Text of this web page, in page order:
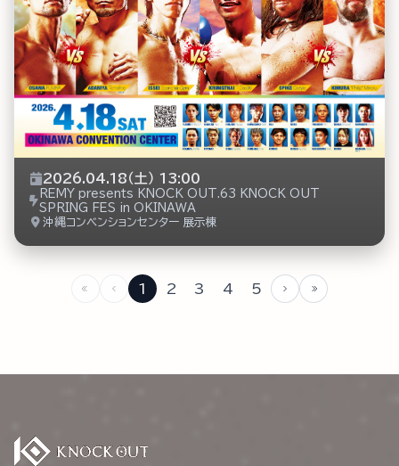
2026.04.18（土） 13:00
REMY presents KNOCK OUT.63 KNOCK OUT
SPRING FES in OKINAWA
沖縄コンベンションセンター 展示棟
1 2 3 4 5